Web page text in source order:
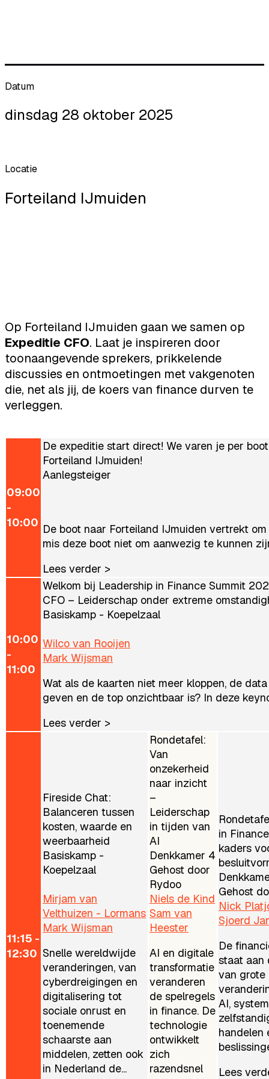
Datum
dinsdag 28 oktober 2025
Locatie
Forteiland IJmuiden
Op Forteiland IJmuiden gaan we samen op
Expeditie CFO. Laat je inspireren door
toonaangevende sprekers, prikkelende
discussies en ontmoetingen met vakgenoten
die, net als jij, de koers van finance durven te
verleggen.
09:00
-
10:00
De expeditie start direct! We varen je per
Forteiland IJmuiden!
Aanlegsteiger
De boot naar Forteiland IJmuiden vertrekt
mis deze boot niet om aanwezig te kunnen
Lees verder >
10:00
-
11:00
Welkom bij Leadership in Finance Summit
CFO – Leiderschap onder extreme
Basiskamp - Koepelzaal
Wilco van Rooijen
Mark Wijsman
Wat als de kaarten niet meer kloppen, de
geven en de top onzichtbaar is? In deze
Lees verder >
11:15 -
12:30
Fireside Chat:
Balanceren tussen
kosten, waarde en
weerbaarheid
Basiskamp -
Koepelzaal
Mirjam van
Velthuizen - Lormans
Mark Wijsman
Snelle wereldwijde
veranderingen, van
cyberdreigingen en
digitalisering tot
sociale onrust en
toenemende
schaarste aan
middelen, zetten ook
in Nederland de...
Rondetafel:
Van
onzekerheid
naar inzicht
–
Leiderschap
in tijden van
AI
Denkkamer 4
Gehost door
Rydoo
Niels de Kind
Sam van
Heester
AI en digitale
transformatie
veranderen
de spelregels
in finance. De
technologie
ontwikkelt
zich
razendsnel
in
kaders
Gehost
Nick
Sjoerd
De
staat aan
van grote
AI,
handelen
Lees